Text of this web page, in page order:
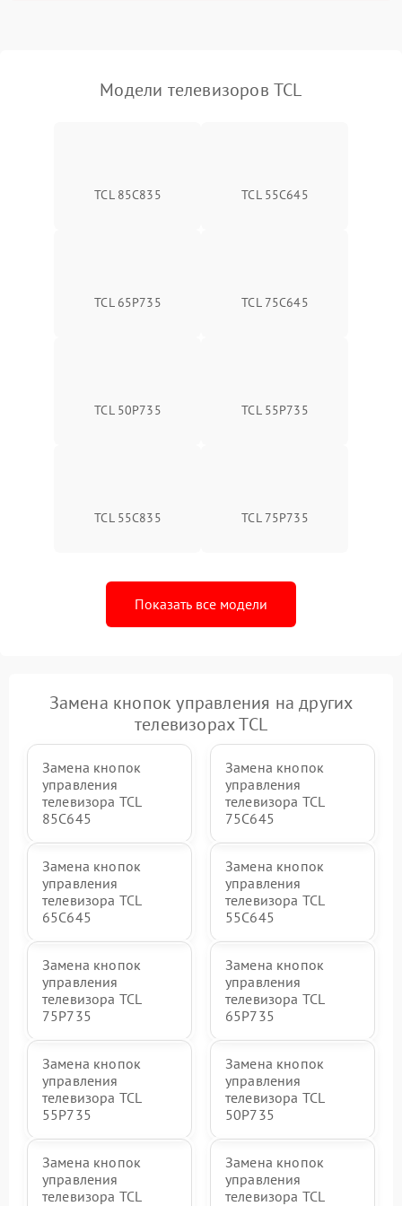
Модели телевизоров TCL
TCL 85C835 TCL 55C645
TCL 65P735 TCL 75C645
TCL 50P735 TCL 55P735
TCL 55C835 TCL 75P735
Показать все модели
Замена кнопок управления на других
телевизорах TCL
Замена кнопок
управления
телевизора TCL
85C645
Замена кнопок
управления
телевизора TCL
75C645
Замена кнопок
управления
телевизора TCL
65C645
Замена кнопок
управления
телевизора TCL
55C645
Замена кнопок
управления
телевизора TCL
75P735
Замена кнопок
управления
телевизора TCL
65P735
Замена кнопок
управления
телевизора TCL
55P735
Замена кнопок
управления
телевизора TCL
50P735
Замена кнопок
управления
телевизора TCL
Замена кнопок
управления
телевизора TCL